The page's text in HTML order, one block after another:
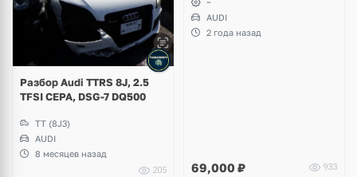
Разбор Audi TTRS 8J, 2.5
TFSI CEPA, DSG-7 DQ500
TT (8J3)
AUDI
8 месяцев назад
205
~
AUDI
2 года назад
69,000 ₽ 933